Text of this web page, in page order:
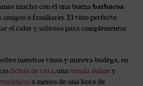
mucho con él una buena barbacoa
amigos o familiares. El vino perfecto:
el calor y sabroso para complementar
nuestros vinos y nuestra bodega, en
fichas de cata, una tienda online y
a menos de una hora de